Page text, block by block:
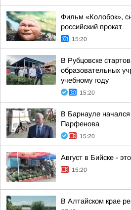
Фильм «Колобок»,
российский прокат
15:20
В Рубцовске
образовательных
учебному году
15:20
В Барнауле
Парфенова
15:20
Август в Бийске -
15:20
В Алтайском крае